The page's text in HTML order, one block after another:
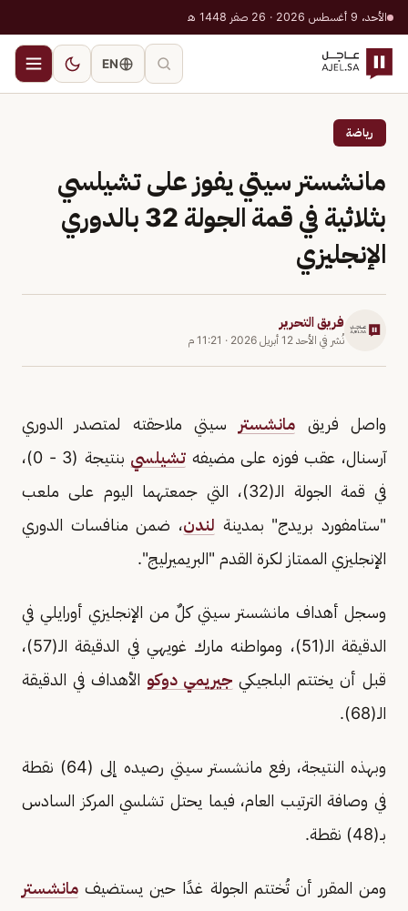
الأحد، 9 أغسطس 2026 · 26 صفر 1448 هـ
EN
رياضة
مانشستر سيتي يفوز على تشيلسي
بثلاثية في قمة الجولة 32 بالدوري
الإنجليزي
فريق التحرير
نُشر في الأحد 12 أبريل 2026 · 11:21 م
واصل فريق مانشستر سيتي ملاحقته لمتصدر الدوري
آرسنال، عقب فوزه على مضيفه تشيلسي
بنتيجة (3 - 0)،
في قمة الجولة الـ(32)، التي جمعتهما اليوم على ملعب
"ستامفورد بريدج" بمدينة لندن، ضمن منافسات الدوري
الإنجليزي الممتاز لكرة القدم "البريميرليج".
وسجل أهداف مانشستر سيتي كلٌ من الإنجليزي أورايلي في
الدقيقة الـ(51)، ومواطنه مارك غويهي في الدقيقة الـ(57)،
قبل أن يختتم البلجيكي جيريمي دوكو الأهداف في الدقيقة
الـ(68).
وبهذه النتيجة، رفع مانشستر سيتي رصيده إلى (64) نقطة
في وصافة الترتيب العام، فيما يحتل تشلسي المركز السادس
بـ(48) نقطة.
ومن المقرر أن تُختتم الجولة غدًا حين يستضيف مانشستر